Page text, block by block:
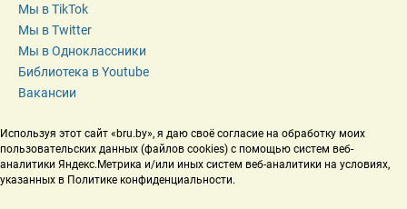
Мы в TikTok
Мы в Twitter
Мы в Одноклассники
Библиотека в Youtube
Вакансии
Используя этот сайт «bru.by», я даю своё согласие на обработку моих
пользовательских данных (файлов cookies) с помощью систем веб-
аналитики Яндекс.Метрика и/или иных систем веб-аналитики на условиях,
указанных в Политике конфиденциальности.